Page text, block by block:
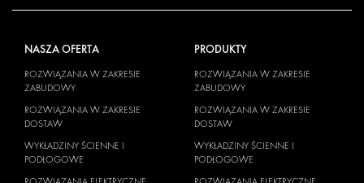
NASZA OFERTA
ROZWIĄZANIA W ZAKRESIE
ZABUDOWY
ROZWIĄZANIA W ZAKRESIE
DOSTAW
WYKŁADZINY ŚCIENNE I
PODŁOGOWE
PRODUKTY
ROZWIĄZANIA W ZAKRESIE
ZABUDOWY
ROZWIĄZANIA W ZAKRESIE
DOSTAW
WYKŁADZINY ŚCIENNE I
PODŁOGOWE